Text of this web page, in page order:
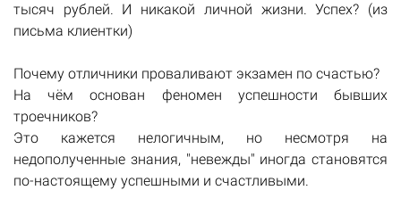
тысяч рублей. И никакой личной жизни. Успех? (из
письма клиентки)
Почему отличники проваливают экзамен по счастью?
На чём основан феномен успешности бывших
троечников?
Это кажется нелогичным, но несмотря на
недополученные знания, "невежды" иногда становятся
по-настоящему успешными и счастливыми.